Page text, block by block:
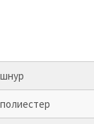
шнур
полиестер